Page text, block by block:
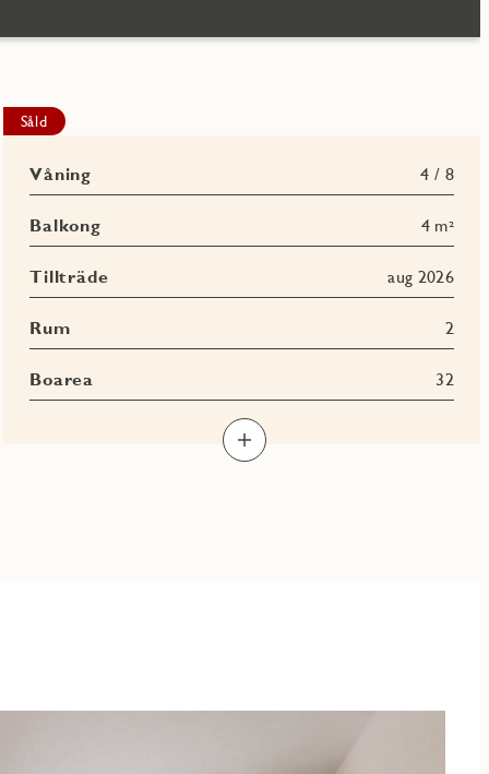
Såld
Våning 4 / 8
Balkong 4 m²
Tillträde aug 2026
Rum 2
Boarea 32